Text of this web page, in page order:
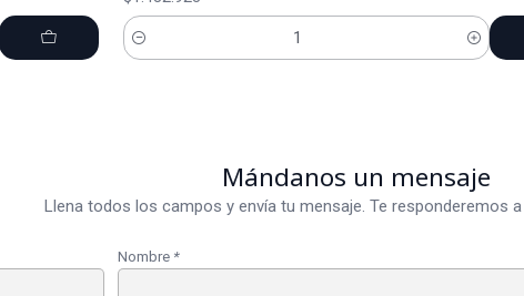
Cantidad
Mándanos un mensaje
Llena todos los campos y envía tu mensaje. Te responderemos a
Nombre *